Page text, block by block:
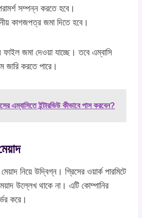
সম্পন্ন করতে হবে।
কাগজপত্র জমা দিতে হবে।
ফাইল জমা দেওয়া যাচ্ছে। তবে এম্বাসি
করতে পারে।
এম্বাসিতে ইন্টারভিউ কীভাবে পাস করবেন?
নিয়ে উদ্বিগ্ন। গ্রিসের ওয়ার্ক পারমিটে
উল্লেখ থাকে না। এটি কোম্পানির
করে।